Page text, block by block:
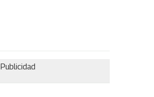
Publicidad